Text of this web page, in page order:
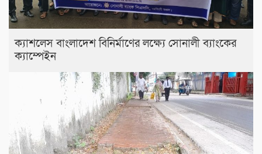
ক্যাশলেস বাংলাদেশ বিনির্মাণের লক্ষ্যে সোনালী ব্যাংকের
ক্যাম্পেইন